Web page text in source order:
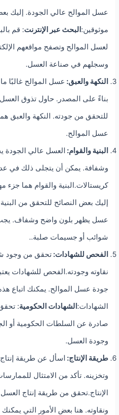
عسل الموالح عالي الجودة. إليك
موثوقين: البحث عبر الإنترنت: قم
لعسل الموالح وتصفح مواقعهم
وسجلهم في صناعة العسل.
النكهة والعبق: عسل الموالح غالبًا
بناءً على المصدر. حاول تذوق
للتحقق من جودته. النكهة والعبق
عسل الموالح.
البنية والقوام: العسل عالي الجودة
وشفافة. يمكن أن يتجلى ذلك في
كريستالات.البنية والقوام هما
إليك بعض النصائح للتحقق من البنية
عسل يظهر بلون واضح وشفاف.
شوائب أو جسيمات صلبة..
الفحص للشهادات:تحقق من وجود
نقاوته وجودته.الفحص للشهادات
جودة عسل الموالح. يمكنك اتباع
الشهادات: الشهادات الحكومية:
صادرة عن السلطات الحكومية أو
وجودة العسل.
طريقة الإنتاج: اسأل عن طريقة
وتخزينه. تأكد من الامتثال
الإنتاج.تحقق من طريقة إنتاج
ونقاوته. هنا بعض الأمور التي